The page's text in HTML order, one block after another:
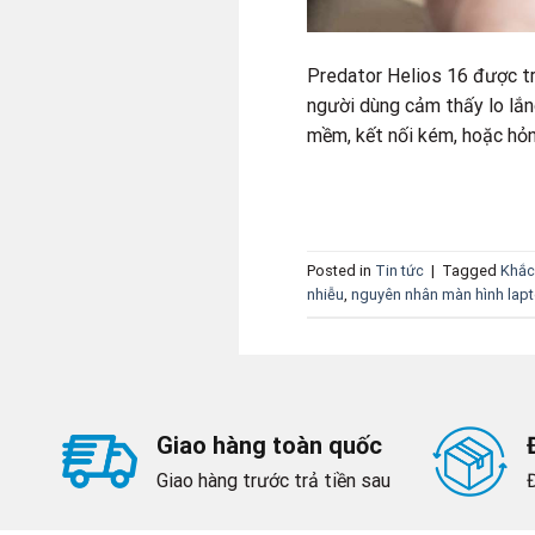
Predator Helios 16 được
người dùng cảm thấy lo
mềm, kết nối kém, hoặc
Posted in Tin tức | Tagged
nhiễu nguyên nhân màn hình
Giao hàng toàn quốc
Giao hàng trước trả tiền sau